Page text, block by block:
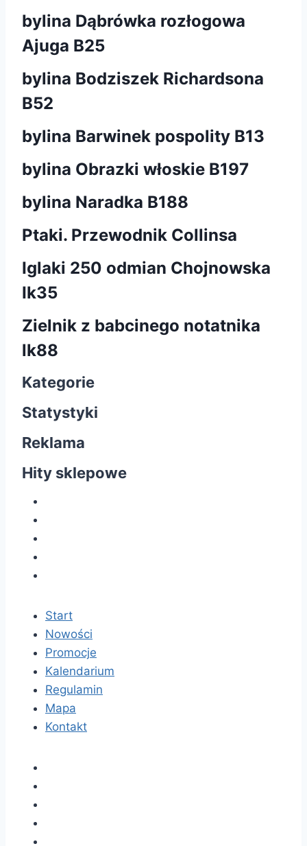
bylina Dąbrówka rozłogowa
Ajuga B25
bylina Bodziszek Richardsona
B52
bylina Barwinek pospolity B13
bylina Obrazki włoskie B197
bylina Naradka B188
Ptaki. Przewodnik Collinsa
Iglaki 250 odmian Chojnowska
Ik35
Zielnik z babcinego notatnika
lk88
Kategorie
Statystyki
Reklama
Hity sklepowe
Start
Nowości
Promocje
Kalendarium
Regulamin
Mapa
Kontakt